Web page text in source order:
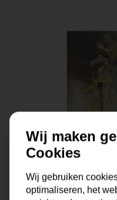
Wij maken
Cookies
Wij gebruiken
optimaliseren, het